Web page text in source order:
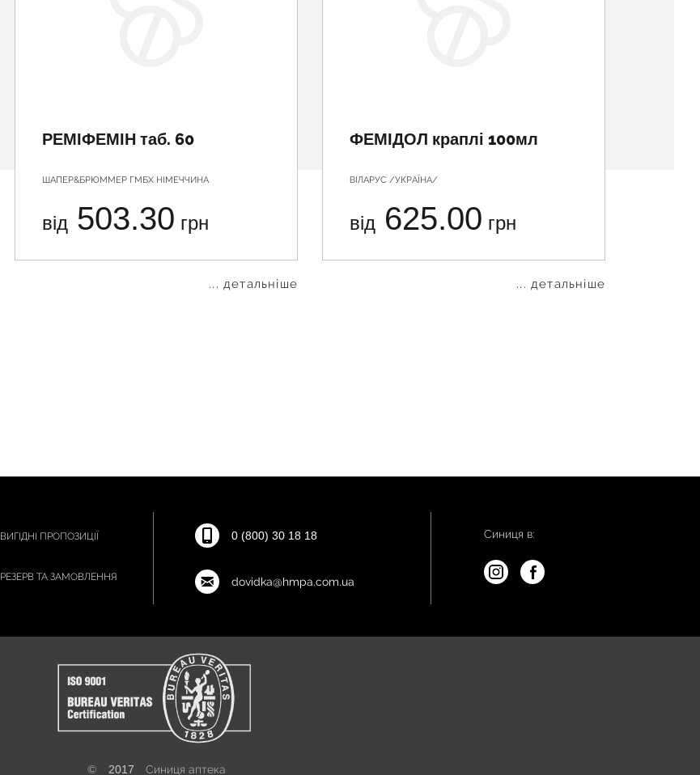
РЕМІФЕМІН таб. 60
ШАПЕР&БРЮММЕР ГМБХ НІМЕЧЧИНА
від 503.30 грн
... детальніше
ФЕМІДОЛ краплі 100мл
ВІЛАРУС /УКРАЇНА/
від 625.00 грн
... детальніше
ВИГІДНІ ПРОПОЗИЦІЇ
РЕЗЕРВ ТА ЗАМОВЛЕННЯ
0 (800) 30 18 18
dovidka@hmpa.com.ua
Синиця в:
© 2017 Синиця аптека